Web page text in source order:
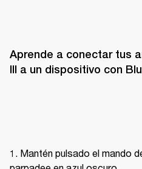
Aprende a conectar tus
III a un dispositivo con
1. Mantén pulsado el mando